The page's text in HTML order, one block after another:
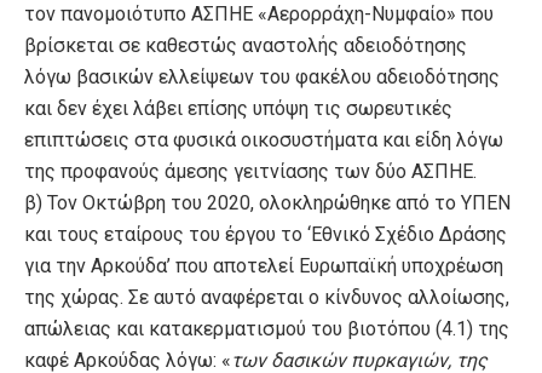
τον πανομοιότυπο ΑΣΠΗΕ «Αερορράχη-Νυμφαίο» που
βρίσκεται σε καθεστώς αναστολής αδειοδότησης
λόγω βασικών ελλείψεων του φακέλου αδειοδότησης
και δεν έχει λάβει επίσης υπόψη τις σωρευτικές
επιπτώσεις στα φυσικά οικοσυστήματα και είδη λόγω
της προφανούς άμεσης γειτνίασης των δύο ΑΣΠΗΕ.
β) Τον Οκτώβρη του 2020, ολοκληρώθηκε από το ΥΠΕΝ
και τους εταίρους του έργου το ‘Εθνικό Σχέδιο Δράσης
για την Αρκούδα’ που αποτελεί Ευρωπαϊκή υποχρέωση
της χώρας. Σε αυτό αναφέρεται ο κίνδυνος αλλοίωσης,
απώλειας και κατακερματισμού του βιοτόπου (4.1) της
καφέ Αρκούδας λόγω: «των δασικών πυρκαγιών, της